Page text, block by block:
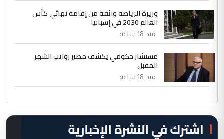
وزيرة الرياضة واثقة من إقامة نهائي كأس
العالم 2030 في إسبانيا
منذ 18 ساعة
مستشار حكومي يكشف مصير رواتب الشهر
المقبل
منذ 18 ساعة